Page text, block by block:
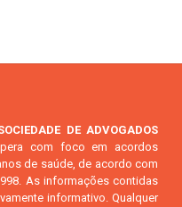
DE ADVOGADOS
com foco em acordos
de saúde, de acordo com
As informações contidas
informativo. Qualquer